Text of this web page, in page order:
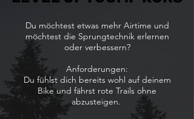
Du möchtest etwas mehr Airtime und
möchtest die Sprungtechnik erlernen
oder verbessern?
Anforderungen:
Du fühlst dich bereits wohl auf deinem
Bike und fährst rote Trails ohne
abzusteigen.